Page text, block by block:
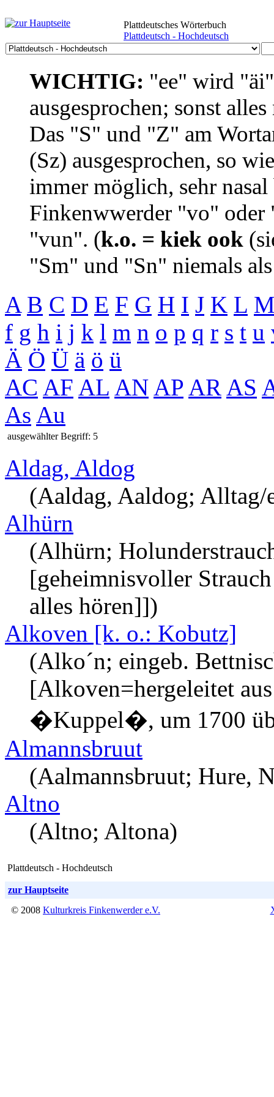
Plattdeutsches Wörterbuch
Plattdeutsch - Hochdeutsch
WICHTIG: "ee" wird
ausgesprochen; sonst
Das "S" und "Z" am
(Sz) ausgesprochen, so
immer möglich, sehr
Finkenwwerder "vo"
"vun". (k.o. = kiek ook
"Sm" und "Sn" niemals
A B C D E F G H I J K L
f g h i j k l m n o p q r s t u
Ä Ö Ü ä ö ü
AC AF AL AN AP AR AS
As Au
ausgewählter Begriff: 5
Aldag, Aldog
(Aaldag, Aaldog; Alltag/
Alhürn
(Alhürn;
[geheimnisvoller
alles hören]])
Alkoven [k. o.: Kobutz]
(Alko´n; eingeb.
[Alkoven=hergeleitet
�Kuppel�, um 1700
Almannsbruut
(Aalmannsbruut; Hure,
Altno
(Altno; Altona)
Plattdeutsch - Hochdeutsch
zur Hauptseite
© 2008 Kulturkreis Finkenwerder e.V.